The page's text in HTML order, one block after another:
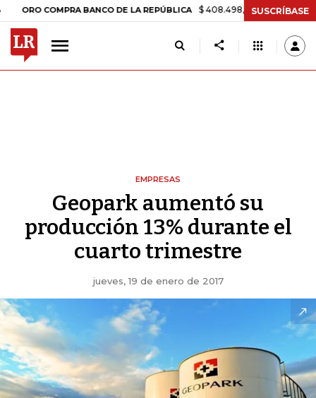
COMPRA BANCO DE LA REPÚBLICA $ 408.498,97 +$ 8.753,81 +2,19%
SUSCRÍBASE
EMPRESAS
Geopark aumentó su
producción 13% durante el
cuarto trimestre
jueves, 19 de enero de 2017